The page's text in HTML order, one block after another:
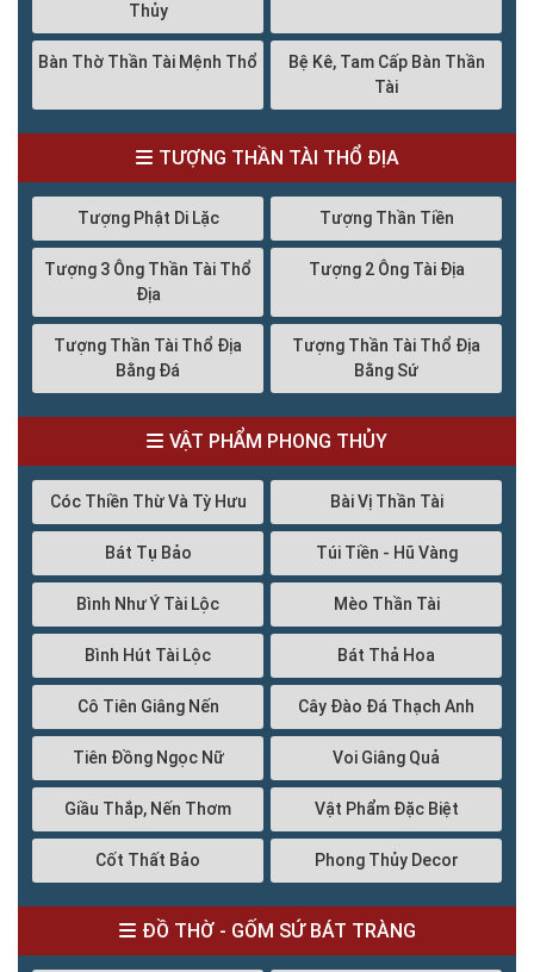
Thủy
Bàn Thờ Thần Tài Mệnh Thổ
Bệ Kê, Tam Cấp Bàn Thần
Tài
TƯỢNG THẦN TÀI THỔ ĐỊA
Tượng Phật Di Lặc Tượng Thần Tiền
Tượng 3 Ông Thần Tài Thổ
Địa
Tượng 2 Ông Tài Địa
Tượng Thần Tài Thổ Địa
Bằng Đá
Tượng Thần Tài Thổ Địa
Bằng Sứ
VẬT PHẨM PHONG THỦY
Cóc Thiền Thừ Và Tỳ Hưu Bài Vị Thần Tài
Bát Tụ Bảo Túi Tiền - Hũ Vàng
Bình Như Ý Tài Lộc Mèo Thần Tài
Bình Hút Tài Lộc Bát Thả Hoa
Cô Tiên Giâng Nến Cây Đào Đá Thạch Anh
Tiên Đồng Ngọc Nữ Voi Giâng Quả
Giầu Thắp, Nến Thơm Vật Phẩm Đặc Biệt
Cốt Thất Bảo Phong Thủy Decor
ĐỒ THỜ - GỐM SỨ BÁT TRÀNG